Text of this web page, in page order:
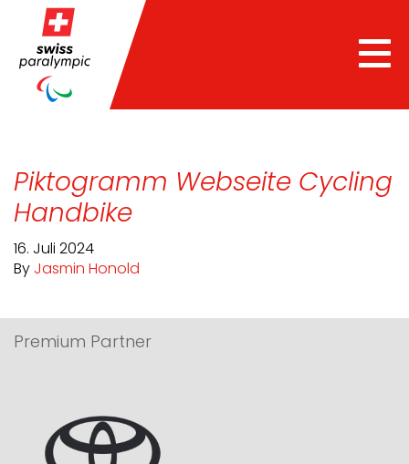
Piktogramm Webseite Cycling
Handbike
16. Juli 2024
By Jasmin Honold
Premium Partner